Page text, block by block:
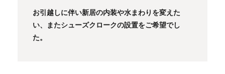
お引越しに伴い新居の内装や水まわりを変えた
い、またシューズクロークの設置をご希望でし
た。